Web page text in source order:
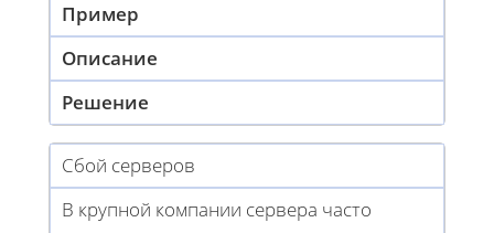
Пример
Описание
Решение
Сбой серверов
В крупной компании сервера часто